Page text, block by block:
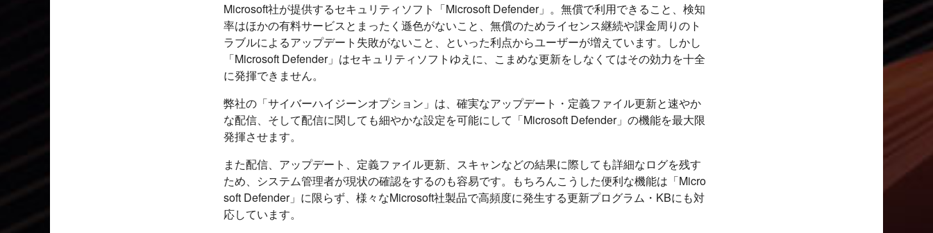
Microsoft社が提供するセキュリティソフト「Microsoft Defender」。無償で利用できること、検知
率はほかの有料サービスとまったく遜色がないこと、無償のためライセンス継続や課金周りのト
ラブルによるアップデート失敗がないこと、といった利点からユーザーが増えています。しかし
「Microsoft Defender」はセキュリティソフトゆえに、こまめな更新をしなくてはその効力を十全
に発揮できません。
弊社の「サイバーハイジーンオプション」は、確実なアップデート・定義ファイル更新と速やか
な配信、そして配信に関しても細やかな設定を可能にして「Microsoft Defender」の機能を最大限
発揮させます。
また配信、アップデート、定義ファイル更新、スキャンなどの結果に際しても詳細なログを残す
ため、システム管理者が現状の確認をするのも容易です。もちろんこうした便利な機能は「Micro
soft Defender」に限らず、様々なMicrosoft社製品で高頻度に発生する更新プログラム・KBにも対
応しています。